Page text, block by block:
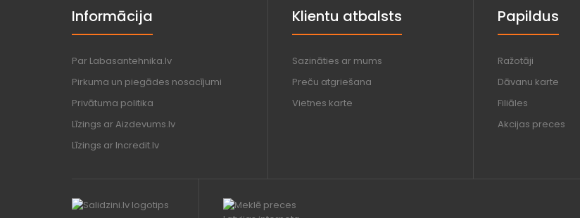
Informācija
Par Labasantehnika.lv
Pirkuma un piegādes nosacījumi
Privātuma politika
Līzings ar Aizdevums.lv
Līzings ar Incredit.lv
Klientu atbalsts
Sazināties ar mums
Preču atgriešana
Vietnes karte
Papildus
Ražotāji
Dāvanu karte
Filiāles
Akcijas preces